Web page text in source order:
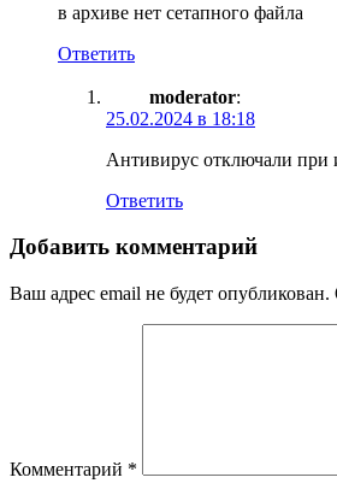
в архиве нет сетапного файла
Ответить
moderator:
25.02.2024 в 18:18
Антивирус отключали
Ответить
Добавить комментарий
Ваш адрес email не будет опубликован.
Комментарий *